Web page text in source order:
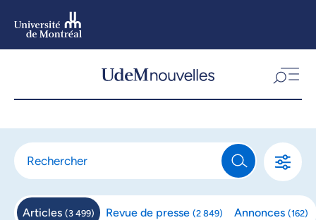
Articles (3 499) Revue de presse (2 849) Annonces (162)